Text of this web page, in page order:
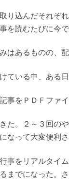
り込んだそれぞ
を読むたびに今
はあるものの、
ている中、ある
事をＰＤＦファ
た。２～３回の
なって大変便利
事をリアルタイ
までになった。